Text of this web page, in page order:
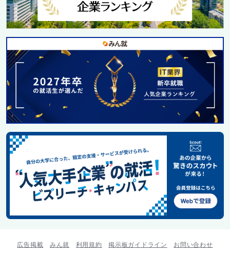
広告掲載 みん就 利用規約 掲示板ガイドライン お問い合わせ